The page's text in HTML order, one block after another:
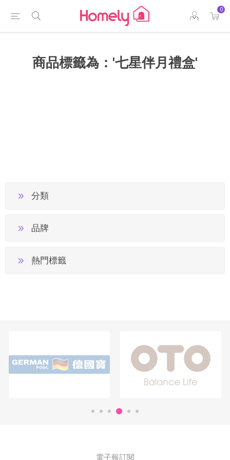
0
商品標籤為：'七星伴月禮盒'
分類
品牌
熱門標籤
電子報訂閱